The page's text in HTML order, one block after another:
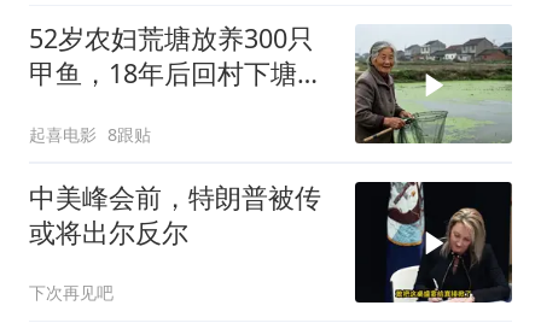
52岁农妇荒塘放养300只
甲鱼，18年后回村下塘瞬
起喜电影 8跟贴
中美峰会前，特朗普被传
或将出尔反尔
下次再见吧